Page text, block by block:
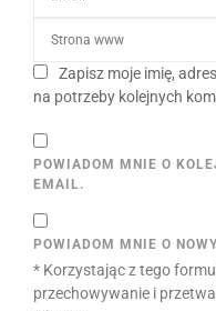
Zapisz moje imię,
na potrzeby kolejnych
POWIADOM MNIE O
EMAIL.
POWIADOM MNIE O
* Korzystając z tego
przechowywanie i